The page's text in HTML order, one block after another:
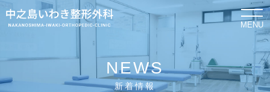
MENU
NEWS
新着情報